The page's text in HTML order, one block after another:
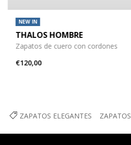
ZAPATOS ELEGANTES ZAPATOS
NEW IN
THALOS HOMBRE
Zapatos de cuero con cordones
€120,00